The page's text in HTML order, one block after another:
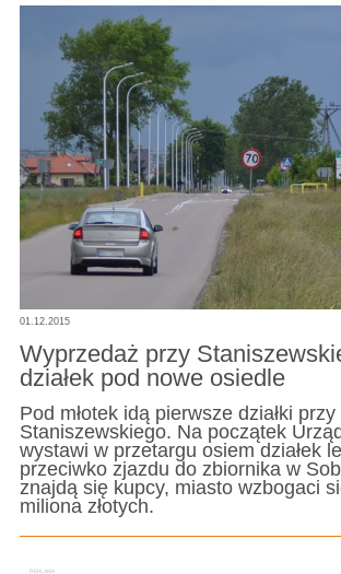
01.12.2015
Wyprzedaż przy
działek pod nowe osiedle
Pod młotek idą pierwsze działki przy
Staniszewskiego. Na początek
wystawi w przetargu osiem działek
przeciwko zjazdu do zbiornika w
znajdą się kupcy, miasto wzbogaci
miliona złotych.